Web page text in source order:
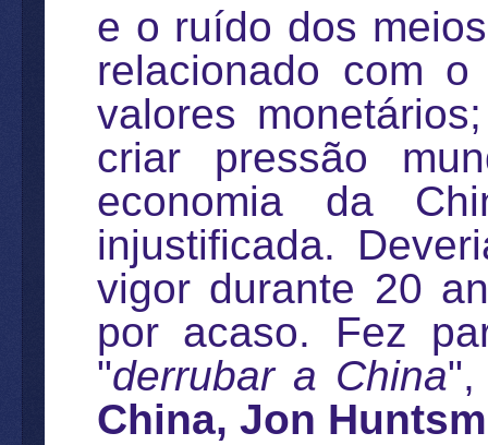
e o ruído dos
relacionado com
valores
criar pressão
economia da
injustificada.
vigor durante 20
por acaso. Fez
"derrubar a China
China, Jon